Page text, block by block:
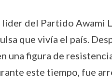
del Partido Awami
que vivía el país.
una figura de
este tiempo, fue